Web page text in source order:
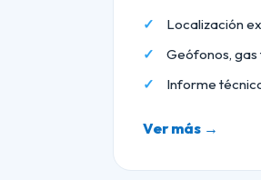
Localización
Geófonos,
Informe
Ver más →